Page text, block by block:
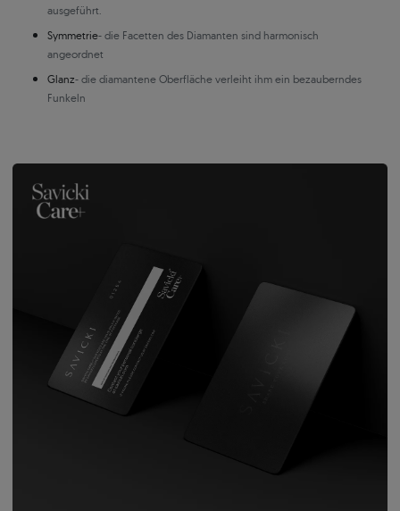
ausgeführt.
Symmetrie- die Facetten des Diamanten sind harmonisch
angeordnet
Glanz- die diamantene Oberfläche verleiht ihm ein bezauberndes
Funkeln